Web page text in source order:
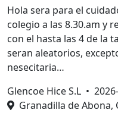
Hola sera para el
colegio a las 8.30.am y
con el hasta las 4 de la
seran aleatorios,
nesecitaria…
Glencoe Hice S.L •
Granadilla de Abona,